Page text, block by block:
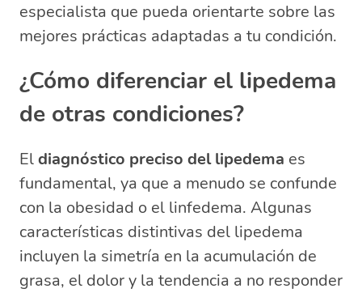
especialista que pueda orientarte sobre las
mejores prácticas adaptadas a tu condición.
¿Cómo diferenciar el lipedema
de otras condiciones?
Eldiagnóstico preciso del lipedema es
fundamental, ya que a menudo se confunde
con la obesidad o el linfedema. Algunas
características distintivas del lipedema
incluyen la simetría en la acumulación de
grasa, el dolor y la tendencia a no responder